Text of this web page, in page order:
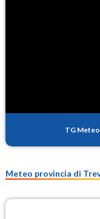
TG
Meteo provincia di